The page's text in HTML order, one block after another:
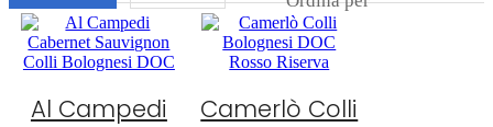
Al Campedi
Camerlò Colli